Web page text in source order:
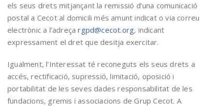
els seus drets mitjançant la remissió d’una comunicació
postal a Cecot al domicili més amunt indicat o via correu
electrònic a l’adreçargpd@cecot.org, indicant
expressament el dret que desitja exercitar.
Igualment, l’Interessat té reconeguts els seus drets a
accés, rectificació, supressió, limitació, oposició i
portabilitat de les seves dades responsabilitat de les
fundacions, gremis i associacions de Grup Cecot. A